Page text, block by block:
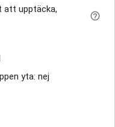
att upptäcka,
yta: nej